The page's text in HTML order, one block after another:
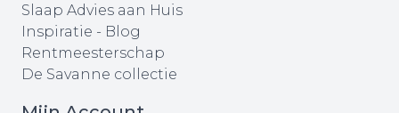
Slaap Advies aan Huis
Inspiratie - Blog
Rentmeesterschap
De Savanne collectie